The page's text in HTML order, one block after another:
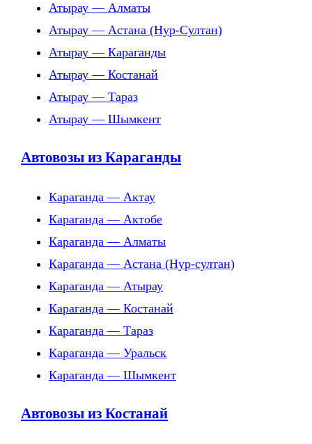
Атырау — Алматы
Атырау — Астана (Нур-Султан)
Атырау — Караганды
Атырау — Костанай
Атырау — Тараз
Атырау — Шымкент
Автовозы из Караганды
Караганда — Актау
Караганда — Актобе
Караганда — Алматы
Караганда — Астана (Нур-султан)
Караганда — Атырау
Караганда — Костанай
Караганда — Тараз
Караганда — Уральск
Караганда — Шымкент
Автовозы из Костанай